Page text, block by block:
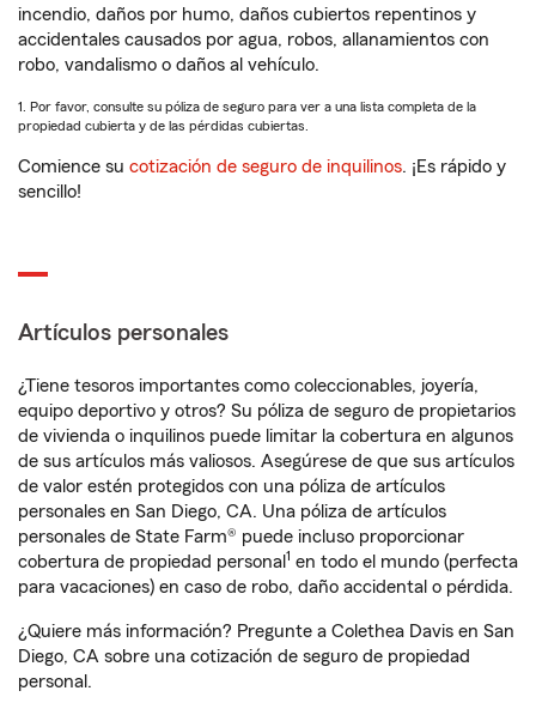
incendio, daños por humo, daños cubiertos repentinos y
accidentales causados por agua, robos, allanamientos con
robo, vandalismo o daños al vehículo.
1. Por favor, consulte su póliza de seguro para ver a una lista completa de la
propiedad cubierta y de las pérdidas cubiertas.
Comience su cotización de seguro de inquilinos. ¡Es rápido y
sencillo!
Artículos personales
¿Tiene tesoros importantes como coleccionables, joyería,
equipo deportivo y otros? Su póliza de seguro de propietarios
de vivienda o inquilinos puede limitar la cobertura en algunos
de sus artículos más valiosos. Asegúrese de que sus artículos
de valor estén protegidos con una póliza de artículos
personales en San Diego, CA. Una póliza de artículos
personales de State Farm® puede incluso proporcionar
cobertura de propiedad personal 1 en todo el mundo (perfecta
para vacaciones) en caso de robo, daño accidental o pérdida.
¿Quiere más información? Pregunte a Colethea Davis en San
Diego, CA sobre una cotización de seguro de propiedad
personal.